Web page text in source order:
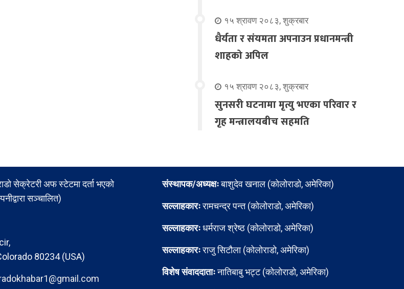
१५ श्रावण २०८३, शुक्रबार
धैर्यता र संयमता अपनाउन प्रधानमन्त्री
शाहको अपिल
१५ श्रावण २०८३, शुक्रबार
सुनसरी घटनामा मृत्यु भएका परिवार र
गृह मन्त्रालयबीच सहमति
सेक्रेटरी अफ स्टेटमा दर्ता भएको
सञ्चालित)
80234 (USA)
संस्थापक/अध्यक्षःबाशुदेव खनाल (कोलोराडो, अमेरिका)
सल्लाहकारःरामचन्द्र पन्त (कोलोराडो, अमेरिका)
सल्लाहकारःधर्मराज श्रेष्ठ (कोलोराडो, अमेरिका)
सल्लाहकारःराजु सिटौला (कोलोराडो, अमेरिका)
विशेष संवाददाताःनातिबाबु भट्ट (कोलोराडो, अमेरिका)